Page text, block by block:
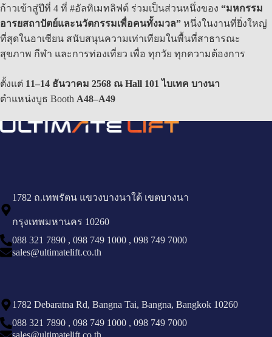
ก้าวเข้าสู่ปีที่ 4 ที่ #อัลทิเมทลิฟต์ ร่วมเป็นส่วนหนึ่งของ “มหกรรม
อารยสถาปัตย์และนวัตกรรมเพื่อคนทั้งมวล” หนึ่งในงานที่ยิ่งใหญ่
ที่สุดในอาเซียน สนับสนุนความเท่าเทียมในพื้นที่สาธารณะ
สุขภาพ กีฬา และการท่องเที่ยว เพื่อ ทุกวัย ทุกความต้องการ
ตั้งแต่ 11–14 ธันวาคม 2568 ณ Hall 101 ไบเทค บางนา
ตำแหน่งบูธ Booth A48–A49
1782 ถ.เทพรัตน แขวงบางนาใต้ เขตบางนา
กรุงเทพมหานคร 10260
088 321 7890 , 098 749 1000 , 098 749 7000
sales@ultimatelift.co.th
1782 Debaratna Rd, Bangna Tai, Bangna, Bangkok 10260
088 321 7890 , 098 749 1000 , 098 749 7000
sales@ultimatelift.co.th